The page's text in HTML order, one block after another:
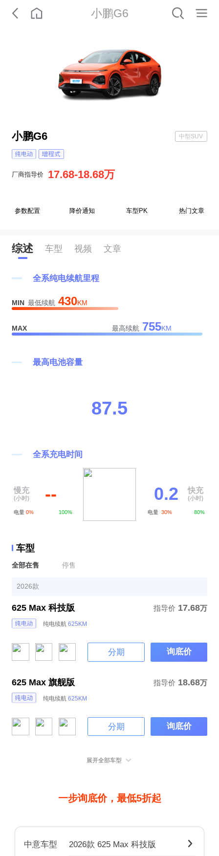
小鹏G6
小鹏G6 中型SUV
厂商指导价 17.68-18.68万
参数配置 降价通知 车型PK 热门文章
综述 车型 视频 文章
全系纯电续航里程
MIN 最低续航 430KM
MAX 最高续航 755KM
最高电池容量
0
1
3
4
5
8
0
3
4
7.
1
2
5
全系充电时间
慢充
(小时) --
电量 0% 100%
0.2 快充
(小时)
电量 30% 80%
车型
全部在售 停售
2026款
625 Max 科技版
纯电续航625KM
指导价 17.68万
分期 询底价
625 Max 旗舰版
纯电续航625KM
指导价 18.68万
分期 询底价
展开全部车型
一步询底价，最低5折起
中意车型 2026款 625 Max 科技版 